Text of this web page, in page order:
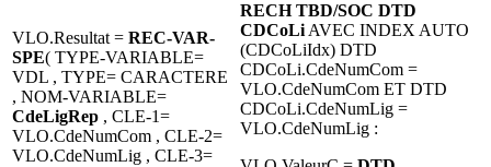
VLO.Resultat = REC-VAR-
SPE( TYPE-VARIABLE=
VDL , TYPE= CARACTERE
, NOM-VARIABLE=
CdeLigRep , CLE-1=
VLO.CdeNumCom , CLE-2=
VLO.CdeNumLig , CLE-3=
RECH TBD/SOC DTD
CDCoLi AVEC INDEX AUTO
(CDCoLiIdx) DTD
CDCoLi.CdeNumCom =
VLO.CdeNumCom ET DTD
CDCoLi.CdeNumLig =
VLO.CdeNumLig :